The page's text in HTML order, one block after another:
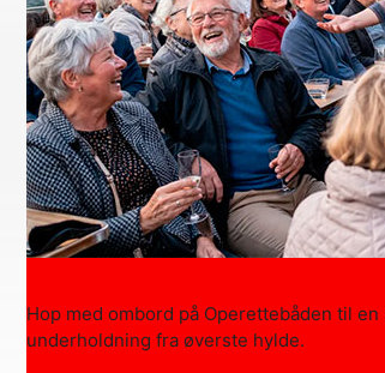
Hop med ombord på Operettebåden til
underholdning fra øverste hylde.